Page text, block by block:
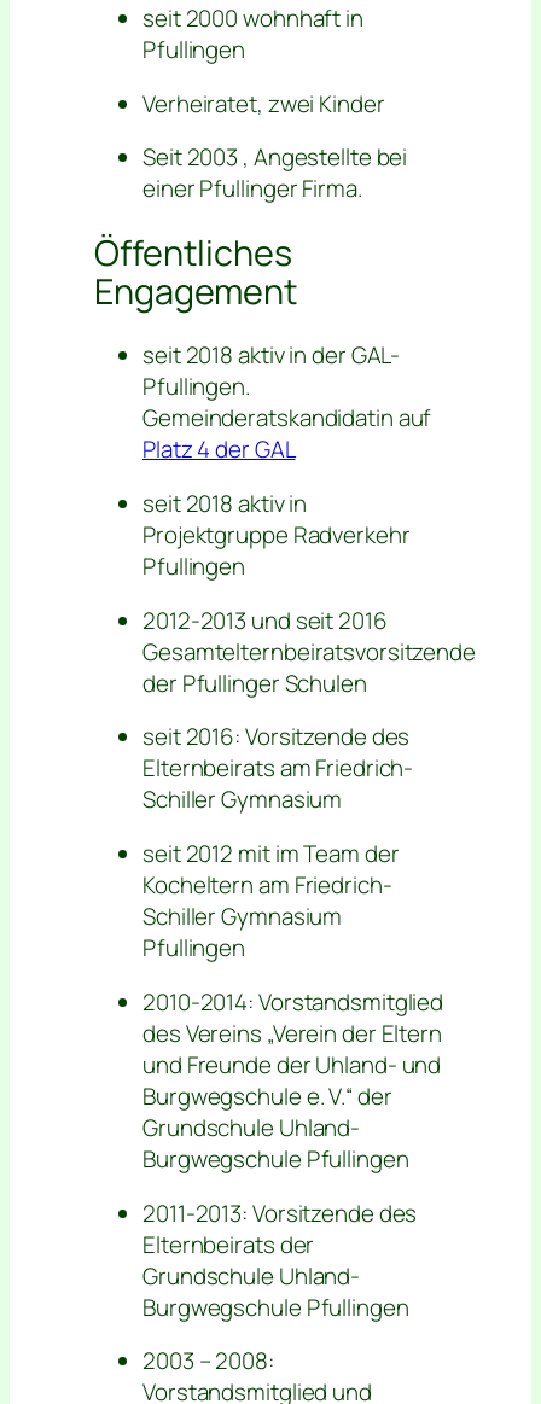
seit 2000 wohnhaft in
Pfullingen
Verheiratet, zwei Kinder
Seit 2003 , Angestellte bei
einer Pfullinger Firma.
Öffentliches
Engagement
seit 2018 aktiv in der GAL-
Pfullingen.
Gemeinderatskandidatin auf
Platz 4 der GAL
seit 2018 aktiv in
Projektgruppe Radverkehr
Pfullingen
2012-2013 und seit 2016
Gesamtelternbeiratsvorsitzende
der Pfullinger Schulen
seit 2016: Vorsitzende des
Elternbeirats am Friedrich-
Schiller Gymnasium
seit 2012 mit im Team der
Kocheltern am Friedrich-
Schiller Gymnasium
Pfullingen
2010-2014: Vorstandsmitglied
des Vereins „Verein der Eltern
und Freunde der Uhland- und
Burgwegschule e. V.“ der
Grundschule Uhland-
Burgwegschule Pfullingen
2011-2013: Vorsitzende des
Elternbeirats der
Grundschule Uhland-
Burgwegschule Pfullingen
2003 – 2008:
Vorstandsmitglied und